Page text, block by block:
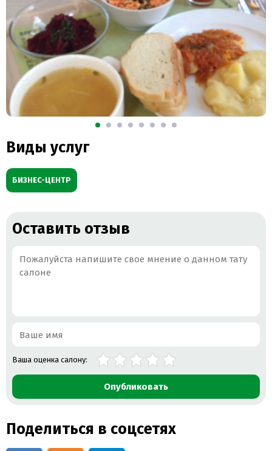
Виды услуг
БИЗНЕС-ЦЕНТР
Оставить отзыв
Ваша оценка салону:
Опубликовать
Поделиться в соцсетях